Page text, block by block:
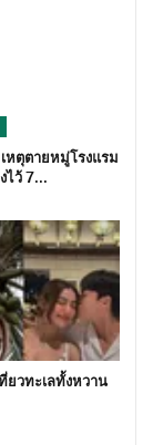
หตุตายหมู่โรงแรม
ไว้ 7…
ยวทะเลทั้งหวาน